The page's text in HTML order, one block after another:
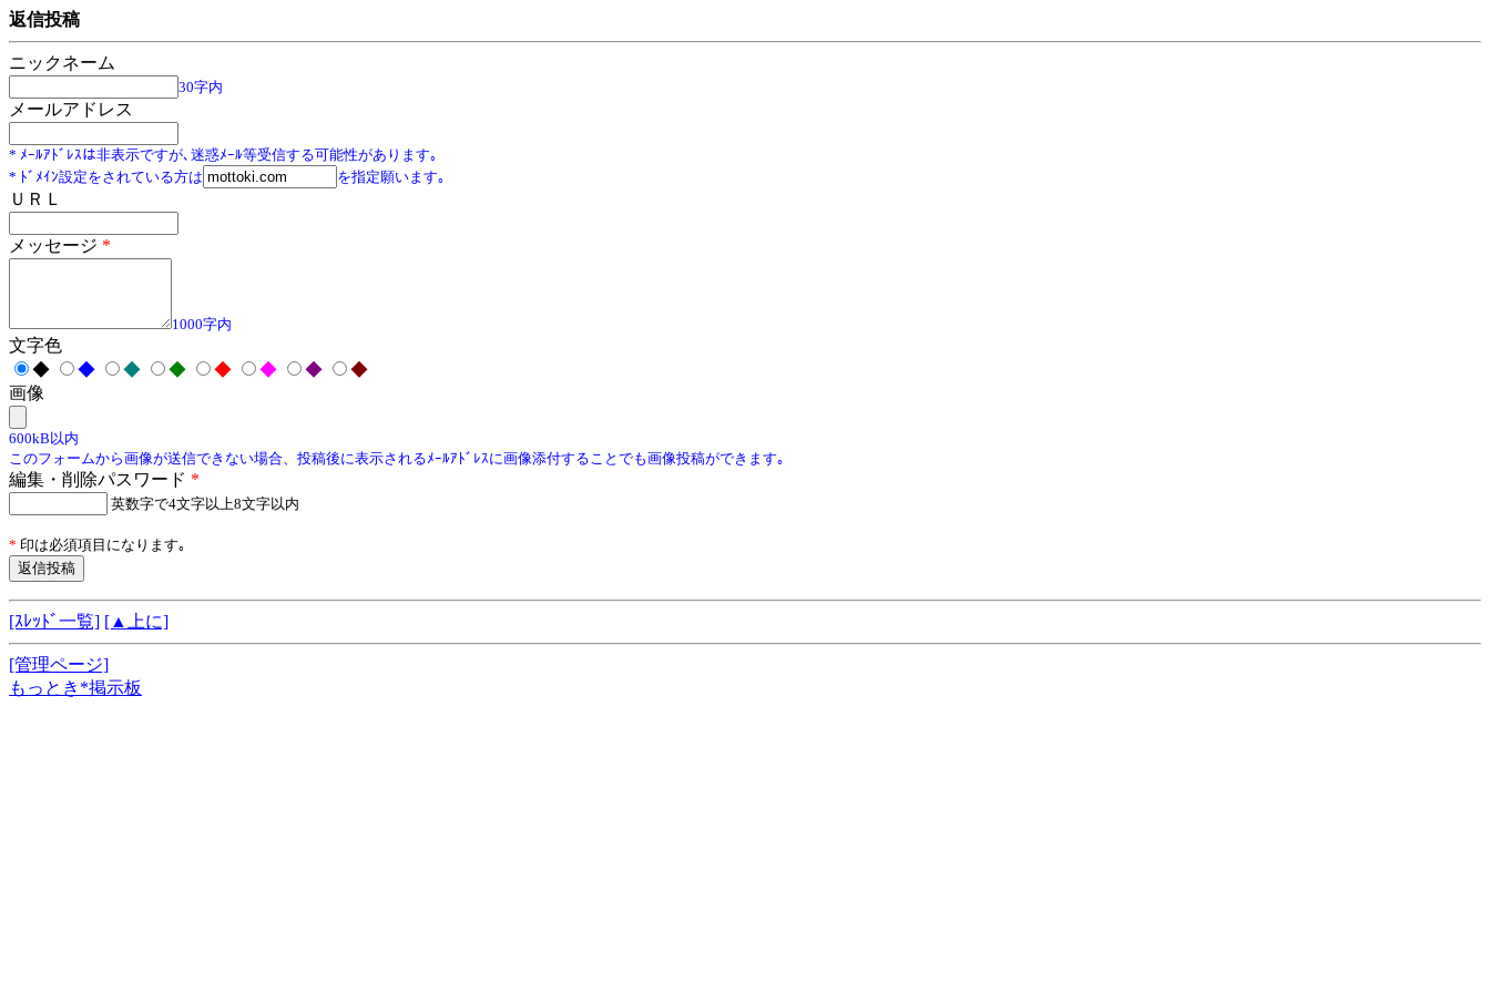
返信投稿
ニックネーム
30字内
メールアドレス
* ﾒｰﾙｱﾄﾞﾚｽは非表示ですが､迷惑ﾒｰﾙ等受信する可能性があります｡
* ﾄﾞﾒｲﾝ設定をされている方は
を指定願います｡
ＵＲＬ
メッセージ *
1000字内
文字色
◆
◆ ◆ ◆ ◆ ◆ ◆
◆
画像
600kB以内
このフォームから画像が送信できない場合、投稿後に表示されるﾒｰﾙｱﾄﾞﾚｽに画像添付することでも画像投稿ができます｡
編集・削除パスワード *
英数字で4文字以上8文字以内
* 印は必須項目になります｡
[ｽﾚｯﾄﾞ一覧] [▲上に]
[管理ページ]
もっとき*掲示板